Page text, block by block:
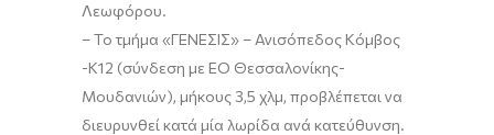
Λεωφόρου.
– Το τμήμα «ΓΕΝΕΣΙΣ» – Ανισόπεδος Κόμβος
-Κ12 (σύνδεση με ΕΟ Θεσσαλονίκης-
Μουδανιών), μήκους 3,5 χλμ, προβλέπεται να
διευρυνθεί κατά μία λωρίδα ανά κατεύθυνση.